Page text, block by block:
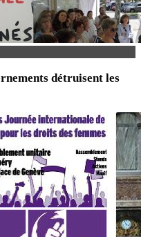
détruisent les